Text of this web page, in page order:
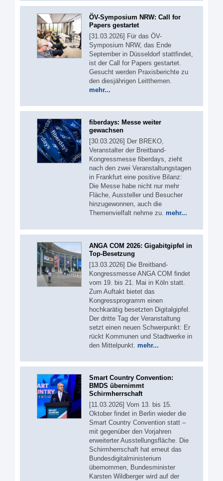
ÖV-Symposium NRW: Call for
Papers gestartet
[31.03.2026] Für das ÖV-
Symposium NRW, das Ende
September in Düsseldorf stattfindet,
ist der Call for Papers gestartet.
Gesucht werden Praxisberichte zu
den diesjährigen Leitthemen.
mehr...
fiberdays: Messe weiter
gewachsen
[30.03.2026] Der BREKO,
Veranstalter der Breitband-
Kongressmesse fiberdays, zieht
nach den zwei Veranstaltungstagen
in Frankfurt eine positive Bilanz:
Die Messe habe nicht nur mehr
Fläche, Aussteller und Besucher
hinzugewonnen, auch die
Themenvielfalt nehme zu. mehr...
ANGA COM 2026: Gigabitgipfel in
Top-Besetzung
[13.03.2026] Die Breitband-
Kongressmesse ANGA COM findet
vom 19. bis 21. Mai in Köln statt.
Zum Auftakt bietet das
Kongressprogramm einen
hochkarätig besetzten Digitalgipfel.
Der dritte Tag der Veranstaltung
setzt einen neuen Schwerpunkt: Er
rückt Kommunen und Stadtwerke in
den Mittelpunkt. mehr...
Smart Country Convention:
BMDS übernimmt
Schirmherrschaft
[11.03.2026] Vom 13. bis 15.
Oktober findet in Berlin wieder die
Smart Country Convention statt –
mit gegenüber den Vorjahren
erweiterter Ausstellungsfläche. Die
Schirmherrschaft hat erneut das
Bundesdigitalministerium
übernommen, Bundesminister
Karsten Wildberger wird auf der